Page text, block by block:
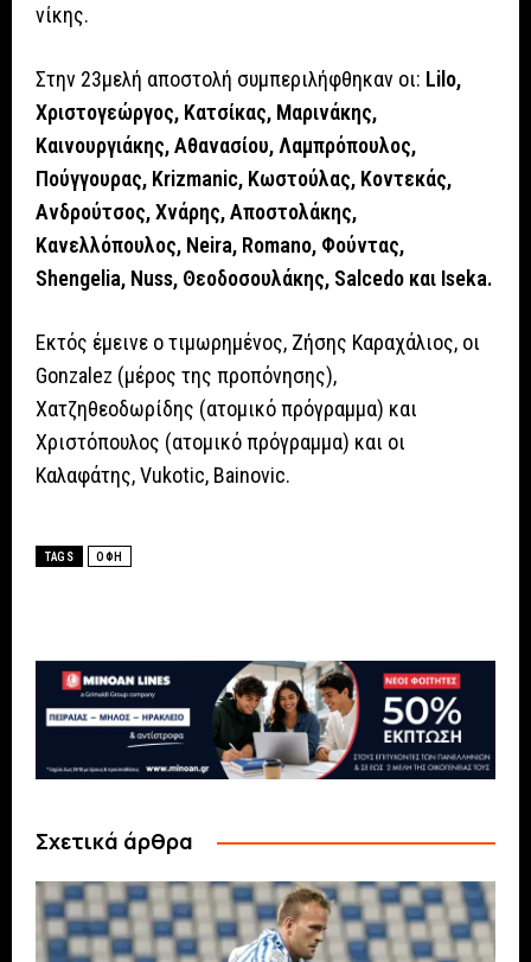
νίκης.
Στην 23μελή αποστολή συμπεριλήφθηκαν οι: Lilo,
Χριστογεώργος, Κατσίκας, Μαρινάκης,
Καινουργιάκης, Αθανασίου, Λαμπρόπουλος,
Πούγγουρας, Krizmanic, Κωστούλας, Κοντεκάς,
Ανδρούτσος, Χνάρης, Αποστολάκης,
Κανελλόπουλος, Neira, Romano, Φούντας,
Shengelia, Nuss, Θεοδοσουλάκης, Salcedo και Iseka.
Εκτός έμεινε ο τιμωρημένος, Ζήσης Καραχάλιος, οι
Gonzalez (μέρος της προπόνησης),
Χατζηθεοδωρίδης (ατομικό πρόγραμμα) και
Χριστόπουλος (ατομικό πρόγραμμα) και οι
Καλαφάτης, Vukotic, Bainovic.
TAGS ΟΦΗ
Σχετικά άρθρα